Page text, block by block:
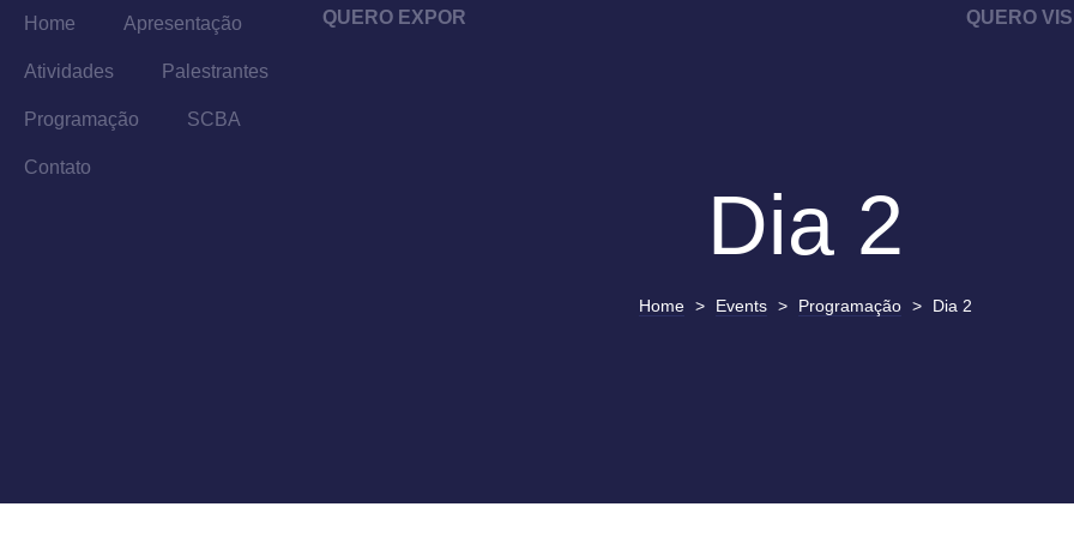
Home Apresentação
Atividades Palestrantes
Programação SCBA
Contato
QUERO EXPOR QUERO
Dia 2
Home > Events > Programação > Dia 2